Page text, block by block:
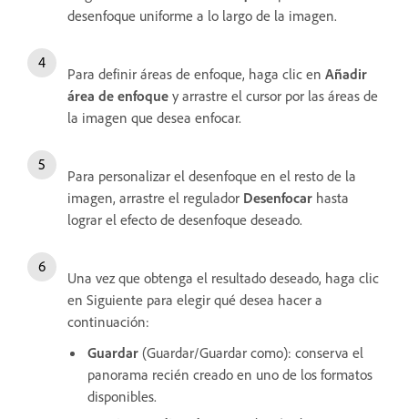
desenfoque uniforme a lo largo de la imagen.
Para definir áreas de enfoque, haga clic en Añadir
área de enfoque y arrastre el cursor por las áreas de
la imagen que desea enfocar.
Para personalizar el desenfoque en el resto de la
imagen, arrastre el regulador Desenfocar hasta
lograr el efecto de desenfoque deseado.
Una vez que obtenga el resultado deseado, haga clic
en Siguiente para elegir qué desea hacer a
continuación:
Guardar (Guardar/Guardar como): conserva el
panorama recién creado en uno de los formatos
disponibles.